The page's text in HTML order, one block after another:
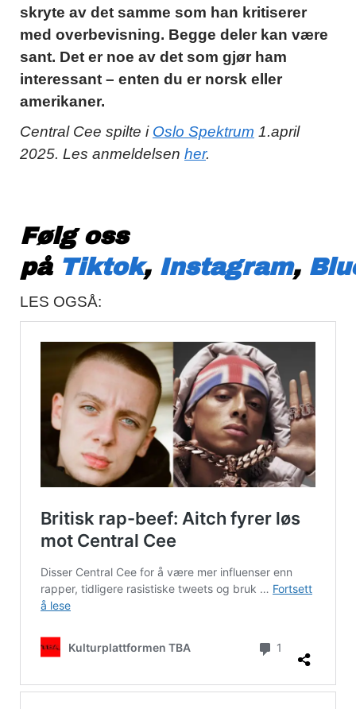
skryte av det samme som han kritiserer
med overbevisning. Begge deler kan være
sant. Det er noe av det som gjør ham
interessant – enten du er norsk eller
amerikaner.
Central Cee spilte i Oslo Spektrum 1.april
2025. Les anmeldelsen her.
Følg oss
på Tiktok, Instagram,
LES OGSÅ: